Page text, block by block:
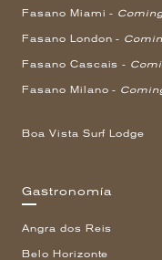
Fasano Miami -
Fasano London -
Fasano Cascais -
Fasano Milano -
Boa Vista Surf Lodge
Gastronomía
Angra dos Reis
Belo Horizonte